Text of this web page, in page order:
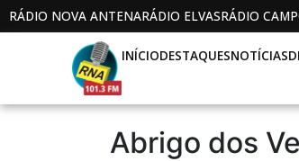
RÁDIO NOVA ANTENARÁDIO ELVASRÁDIO
INÍCIODESTAQUESNOTÍCIAS
Abrigo dos